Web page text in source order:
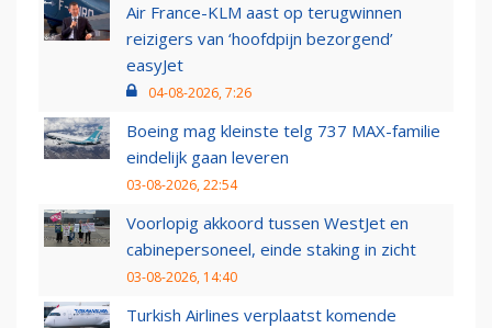
Air France-KLM aast op terugwinnen
reizigers van ‘hoofdpijn bezorgend’
easyJet
04-08-2026, 7:26
Boeing mag kleinste telg 737 MAX-familie
eindelijk gaan leveren
03-08-2026, 22:54
Voorlopig akkoord tussen WestJet en
cabinepersoneel, einde staking in zicht
03-08-2026, 14:40
Turkish Airlines verplaatst komende